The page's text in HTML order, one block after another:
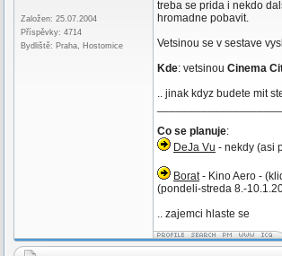
Založen: 25.07.2004
Příspěvky: 4714
Bydliště: Praha, Hostomice
treba se prida i nekdo
hromadne pobavit.
Vetsinou se v sestave
Kde: vetsinou Cinema
.. jinak kdyz budete mit
Co se planuje:
DeJa Vu - nekdy (asi
Borat- Kino Aero -
(pondeli-streda 8.-
.. zajemci hlaste se